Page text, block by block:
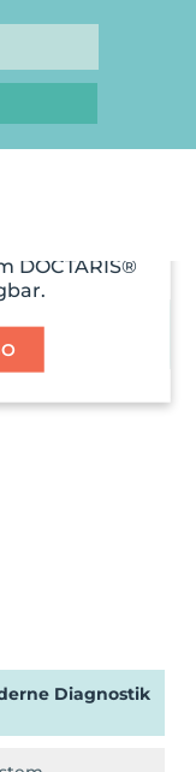
DOCTARIS®
Diagnostik